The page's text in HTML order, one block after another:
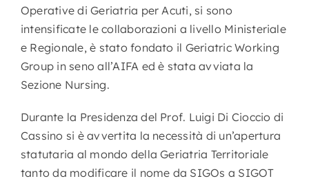
Operative di Geriatria per Acuti, si sono
intensificate le collaborazioni a livello Ministeriale
e Regionale, è stato fondato il Geriatric Working
Group in seno all’AIFA ed è stata avviata la
Sezione Nursing.
Durante la Presidenza del Prof. Luigi Di Cioccio di
Cassino si è avvertita la necessità di un’apertura
statutaria al mondo della Geriatria Territoriale
tanto da modificare il nome da SIGOs a SIGOT